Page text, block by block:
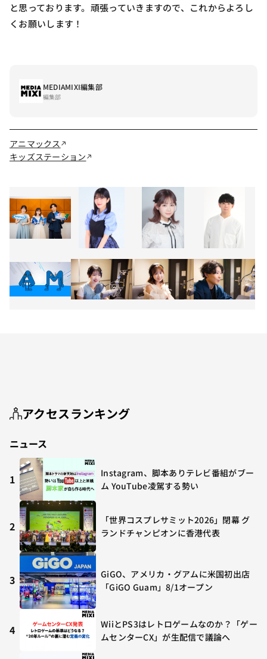
と思っております。頑張っていきますので、これからよろし
くお願いします！
MEDIAMIXI編集部
編集部
アニマックス
キッズステーション
アクセスランキング
ニュース
1
Instagram、脚本ありテレビ番組がブー
ム YouTube凌駕する勢い
2
「世界コスプレサミット2026」閉幕 グ
ランドチャンピオンに香港代表
3
GiGO、アメリカ・グアムに米国初出店
「GiGO Guam」8/1オープン
4
WiiとPS3はレトロゲームなのか？「ゲー
ムセンターCX」が生配信で議論へ